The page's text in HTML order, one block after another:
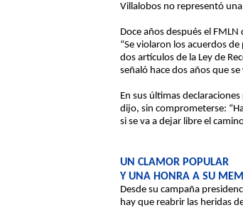
Villalobos no representó
Doce años después el
“Se violaron los acuerdos
dos artículos de la Ley de
señaló hace dos años que
En sus últimas
dijo, sin comprometerse:
si se va a dejar libre el
UN CLAMOR POPULAR
Y UNA HONRA A SU
Desde su campaña
hay que reabrir las heridas